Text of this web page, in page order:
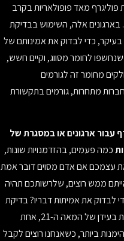
פוליגרף מאד פופולאריות בקרב
בארגונים אלה, השימוש בבדיקת
כדי לבדוק את אמינותם של
שנחשפו לחומר מסווג, וקיים חשש,
מחומר זה לגורמים
מתחרות, גורמים בתקשורת
עבור ארגונים או במסגרת של
כמה פעמים, בהזדמנויות שונות,
עצמכם אם אדם מסוים דובר אמת
ממש רוצים, שלרשותכם תהיה
לבדוק את אמיתות דבריו? בדיקת
פוליגרף נחשבת בעידן של המאה ה-21, אחת
ביותר, כשאנחנו רוצים לקבל